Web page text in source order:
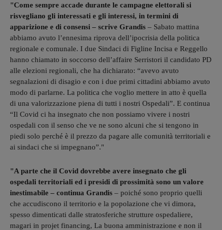
"Come sempre accade durante le campagne elettorali si
risvegliano gli interessati e gli interessi, in termini di
apparizione e di consensi – scrive Grandis – Sabato mattina
abbiamo avuto l’ennesima riprova dell’ipocrisia della politica
regionale e comunale. I due Sindaci di Figline Incisa e Reggello
hanno chiamato in soccorso dell’affaire Serristori il candidato PD
alle elezioni regionali, che ha dichiarato: “avevo avuto
segnalazioni di disagio e con i due primi cittadini abbiamo avuto
modo di parlarne. La politica che voglio mettere in atto è quella
di una valorizzazione piena di tutti i nostri Ospedali”. E continua
“Il Covid ci ha insegnato che non possiamo vivere i nostri
ospedali con il senso che ve ne sono alcuni che si tengono in
piedi solo perché è il prezzo da pagare alle comunità territoriali e
ai sindaci che si impegnano”."
"A parte che il Covid dovrebbe avere insegnato che gli
ospedali territoriali ed i presidi di prossimità sono un valore
inestimabile – continua Grandis – poiché sono proprio quelli
che accudiscono il territorio e la popolazione che vi dimora,
spesso dimenticati dalle stratosferiche strutture ospedaliere,
magari in projet financing, La buona amministrazione e non il